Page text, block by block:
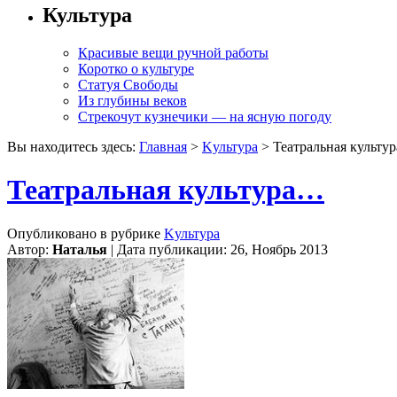
Культура
Красивые вещи ручной работы
Коротко о культуре
Статуя Свободы
Из глубины веков
Стрекочут кузнечики — на ясную погоду
Вы находитесь здесь: Главная > Kультура > Театральная
Театральная культура…
Опубликовано в рубрике Kультура
Автор: Наталья | Дата публикации: 26, Ноябрь 2013